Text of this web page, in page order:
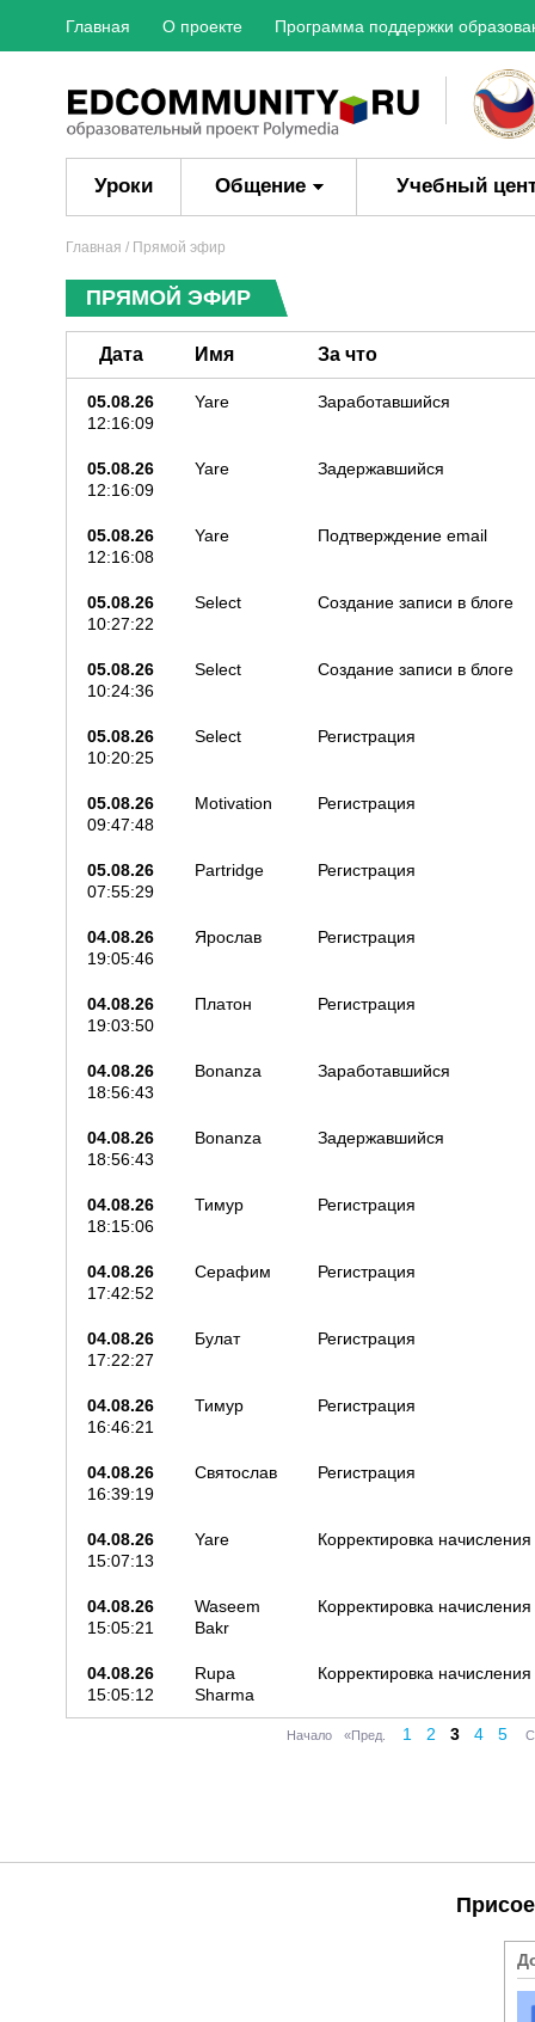
Главная О проекте Программа поддержки
Уроки Общение Учебный
Главная / Прямой эфир
ПРЯМОЙ ЭФИР
Дата Имя За что
05.08.26
12:16:09
Yare Заработавшийся
05.08.26
12:16:09
Yare Задержавшийся
05.08.26
12:16:08
Yare Подтверждение email
05.08.26
10:27:22
Select Создание записи в блоге
05.08.26
10:24:36
Select Создание записи в блоге
05.08.26
10:20:25
Select Регистрация
05.08.26
09:47:48
Motivation Регистрация
05.08.26
07:55:29
Partridge Регистрация
04.08.26
19:05:46
Ярослав Регистрация
04.08.26
19:03:50
Платон Регистрация
04.08.26
18:56:43
Bonanza Заработавшийся
04.08.26
18:56:43
Bonanza Задержавшийся
04.08.26
18:15:06
Тимур Регистрация
04.08.26
17:42:52
Серафим Регистрация
04.08.26
17:22:27
Булат Регистрация
04.08.26
16:46:21
Тимур Регистрация
04.08.26
16:39:19
Святослав Регистрация
04.08.26
15:07:13
Yare Корректировка начисления
04.08.26
15:05:21
Waseem
Bakr
Корректировка начисления
04.08.26
15:05:12
Rupa
Sharma
Корректировка начисления
Начало «Пред. 1 2 3 4 5